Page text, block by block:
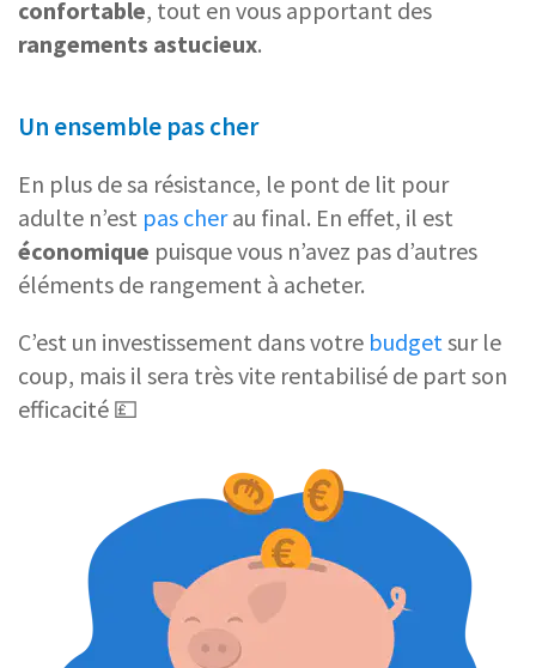
confortable, tout en vous apportant des
rangements astucieux.
Un ensemble pas cher
En plus de sa résistance, le pont de lit pour
adulte n’est pas cher au final. En effet, il est
économique puisque vous n’avez pas d’autres
éléments de rangement à acheter.
C’est un investissement dans votre budget sur le
coup, mais il sera très vite rentabilisé de part son
efficacité 💷